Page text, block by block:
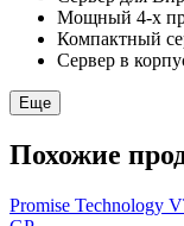
Мощный 4-х
Компактный
Сервер в
Еще
Похожие
Promise Technology